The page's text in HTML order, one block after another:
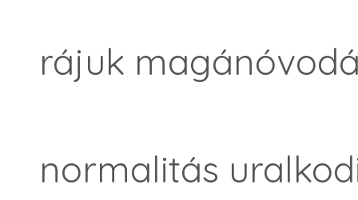
rájuk
normalitás